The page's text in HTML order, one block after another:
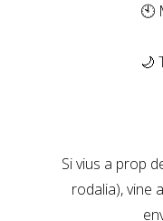
🕙
🌙
Si vius a prop
rodalia), vine